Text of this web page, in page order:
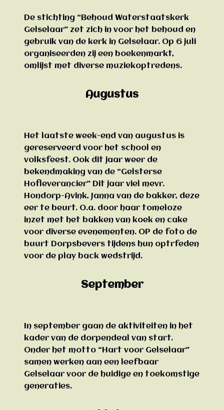
De stichting “Behoud Waterstaatskerk
Gelselaar” zet zich in voor het behoud en
gebruik van de kerk in Gelselaar. Op 6 juli
organiseerden zij een boekenmarkt,
omlijst met diverse muziekoptredens.
Augustus
Het laatste week-end van augustus is
gereserveerd voor het school en
volksfeest. Ook dit jaar weer de
bekendmaking van de “Gelsterse
Hofleverancier” Dit jaar viel mevr.
Hondorp-Avink, Janna van de bakker, deze
eer te beurt. O.a. door haar tomeloze
inzet met het bakken van koek en cake
voor diverse evenementen. OP de foto de
buurt Dorpsbevers tijdens hun optrfeden
voor de play back wedstrijd.
September
In september gaan de aktiviteiten in het
kader van de dorpendeal van start.
Onder het motto “Hart voor Gelselaar”
samen werken aan een leefbaar
Gelselaar voor de huidige en toekomstige
generaties.